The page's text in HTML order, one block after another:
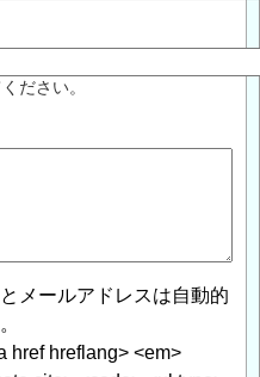
ださい。
メールアドレスは自動的
href hreflang> <em>